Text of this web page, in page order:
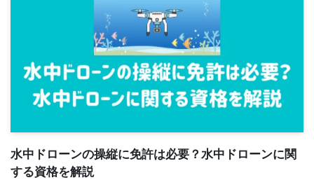
水中ドローンの操縦に免許は必要？水中ドローンに関
する資格を解説